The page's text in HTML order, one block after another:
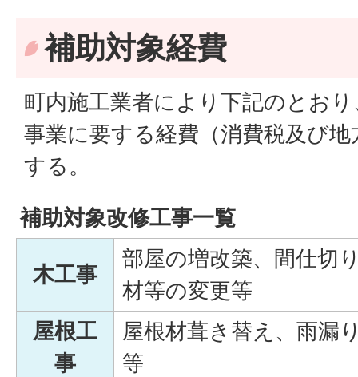
補助対象経費
町内施工業者により下記のとお
事業に要する経費（消費税及び
する。
補助対象改修工事一覧
木工事
部屋の増改築、間仕切
材等の変更等
屋根工
事
屋根材葺き替え、雨漏
等